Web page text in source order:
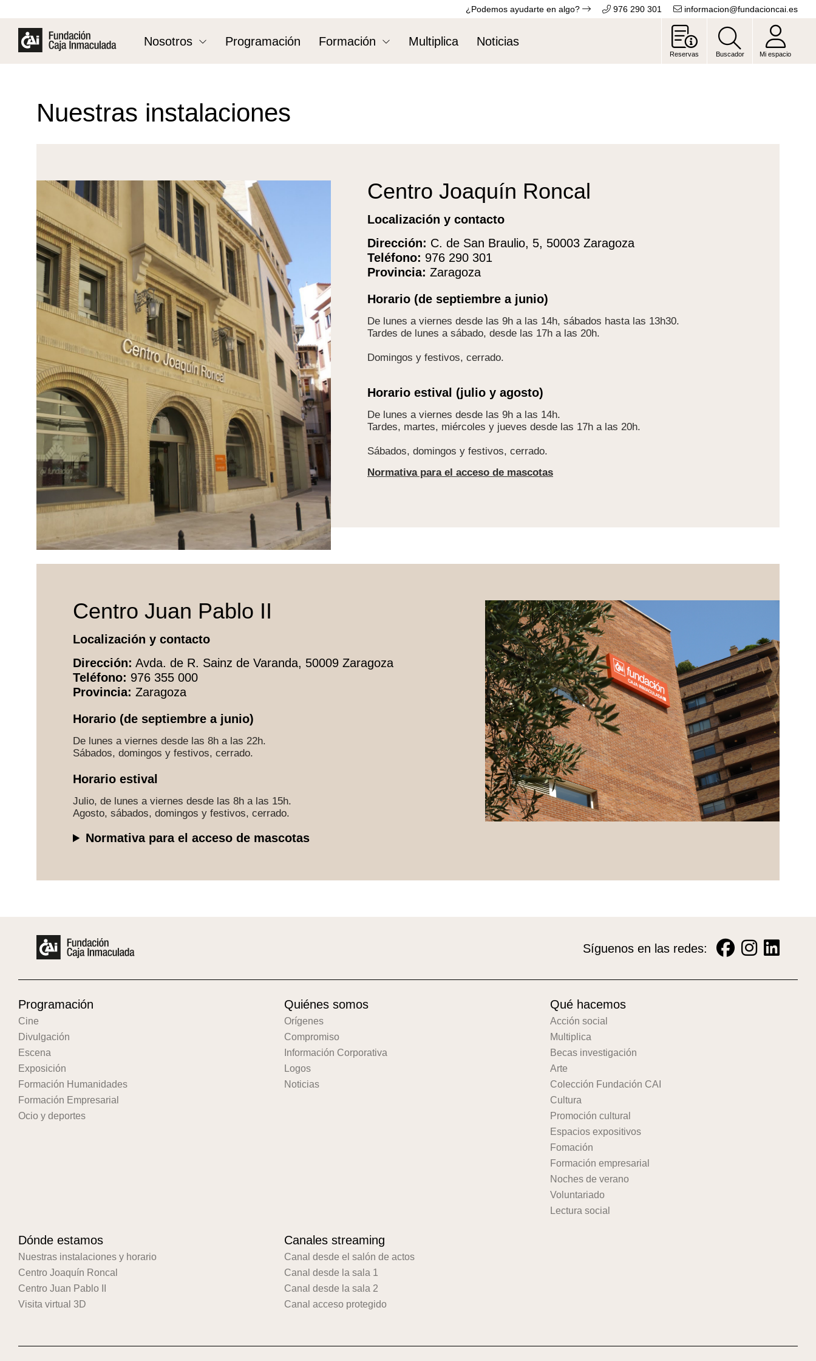
¿Podemos ayudarte en algo? 976 290 301 informacion@fundacioncai.es
Nosotros Programación Formación Multiplica Noticias
Reservas Buscador Mi espacio
Nuestras instalaciones
Centro Joaquín Roncal
Localización y contacto
Dirección: C. de San Braulio, 5, 50003 Zaragoza
Teléfono: 976 290 301
Provincia: Zaragoza
Horario (de septiembre a junio)
De lunes a viernes desde las 9h a las 14h, sábados hasta las 13h30.
Tardes de lunes a sábado, desde las 17h a las 20h.
Domingos y festivos, cerrado.
Horario estival (julio y agosto)
De lunes a viernes desde las 9h a las 14h.
Tardes, martes, miércoles y jueves desde las 17h a las 20h.
Sábados, domingos y festivos, cerrado.
Normativa para el acceso de mascotas
Centro Juan Pablo II
Localización y contacto
Dirección: Avda. de R. Sainz de Varanda, 50009 Zaragoza
Teléfono: 976 355 000
Provincia: Zaragoza
Horario (de septiembre a junio)
De lunes a viernes desde las 8h a las 22h.
Sábados, domingos y festivos, cerrado.
Horario estival
Julio, de lunes a viernes desde las 8h a las 15h.
Agosto, sábados, domingos y festivos, cerrado.
Normativa para el acceso de mascotas
Síguenos en las redes:
Programación
Cine
Divulgación
Escena
Exposición
Formación Humanidades
Formación Empresarial
Ocio y deportes
Quiénes somos
Orígenes
Compromiso
Información Corporativa
Logos
Noticias
Qué hacemos
Acción social
Multiplica
Becas investigación
Arte
Colección Fundación CAI
Cultura
Promoción cultural
Espacios expositivos
Fomación
Formación empresarial
Noches de verano
Voluntariado
Lectura social
Dónde estamos
Nuestras instalaciones y horario
Centro Joaquín Roncal
Centro Juan Pablo II
Visita virtual 3D
Canales streaming
Canal desde el salón de actos
Canal desde la sala 1
Canal desde la sala 2
Canal acceso protegido